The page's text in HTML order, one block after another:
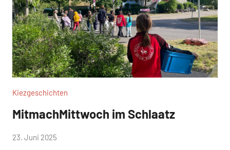
Kiezgeschichten
MitmachMittwoch im Schlaatz
von
23. Juni 2025